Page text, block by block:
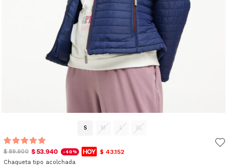
S M L XL
$ 89.900 $ 53.940 -40% $ 43.152
Chaqueta tipo acolchada